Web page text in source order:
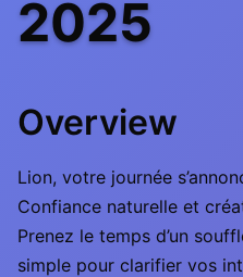
2025
Overview
Lion, votre journée
Confiance naturelle et
Prenez le temps d’un
simple pour clarifier vos